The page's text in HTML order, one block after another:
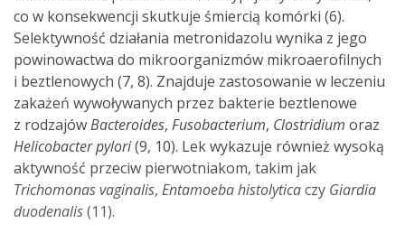
co w konsekwencji skutkuje śmiercią komórki (6).
Selektywność działania metronidazolu wynika z jego
powinowactwa do mikroorganizmów mikroaerofilnych
i beztlenowych (7, 8). Znajduje zastosowanie w leczeniu
zakażeń wywoływanych przez bakterie beztlenowe
z rodzajówBacteroides, Fusobacterium, Clostridium oraz
Helicobacter pylori(9, 10). Lek wykazuje również wysoką
aktywność przeciw pierwotniakom, takim jak
Trichomonas vaginalis, Entamoeba histolyticaczy Giardia
duodenalis(11).